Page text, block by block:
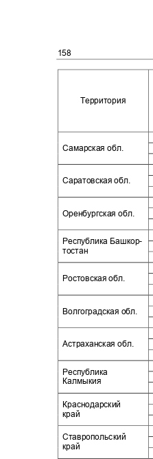
158
Территория
Самарская обл.
Саратовская обл.
Оренбургская обл.
Республика Башкор-
тостан
Ростовская обл.
Волгоградская обл.
Астраханская обл.
Республика
Калмыкия
Краснодарский
край
Ставропольский
край